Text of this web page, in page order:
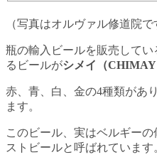
（写真はオルヴァル修道院で
瓶の輸入ビールを販売して
るビールがシメイ（CHIMAY
赤、青、白、金の4種類があ
ます。
このビール、実はベルギー
ストビールと呼ばれています